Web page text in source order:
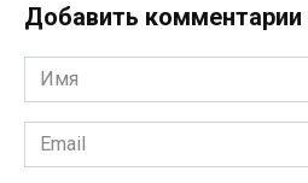
Добавить комментарии
Имя
*
Email
*